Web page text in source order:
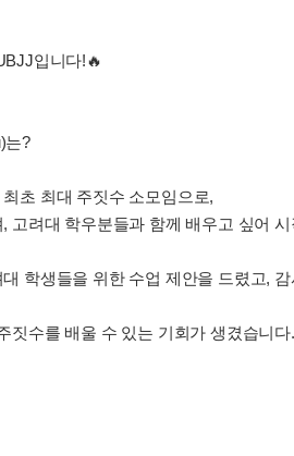
입니다!🔥
는?
초 최대 주짓수 소모임으로,
고려대 학우분들과 함께 배우고 싶어
학생들을 위한 수업 제안을 드렸고,
짓수를 배울 수 있는 기회가 생겼습니다.